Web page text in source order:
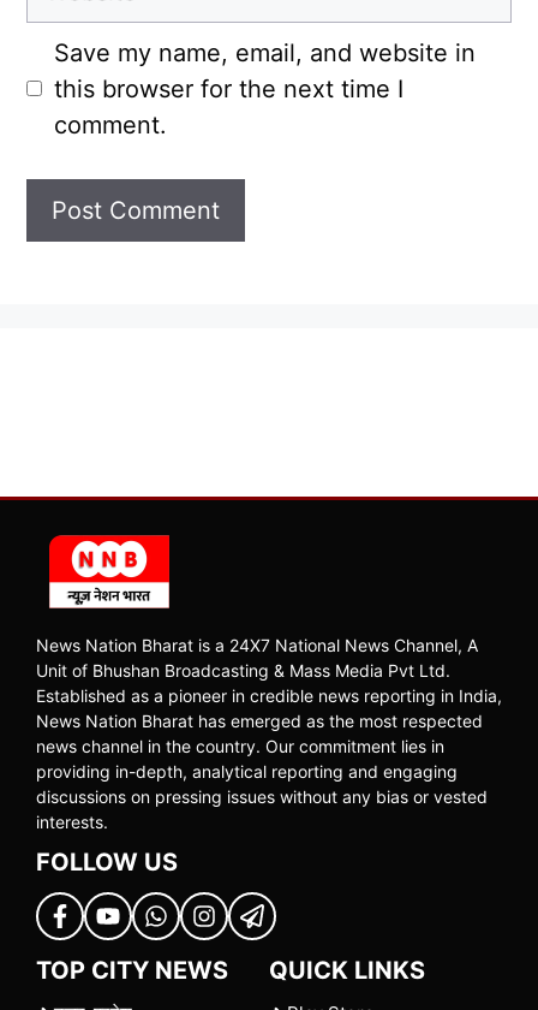
Save my name, email, and website in
this browser for the next time I
comment.
News Nation Bharat is a 24X7 National News Channel, A
Unit of Bhushan Broadcasting & Mass Media Pvt Ltd.
Established as a pioneer in credible news reporting in India,
News Nation Bharat has emerged as the most respected
news channel in the country. Our commitment lies in
providing in-depth, analytical reporting and engaging
discussions on pressing issues without any bias or vested
interests.
FOLLOW US
TOP CITY NEWS QUICK LINKS